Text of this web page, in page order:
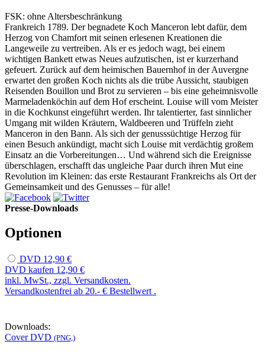
FSK: ohne Altersbeschränkung
Frankreich 1789. Der begnadete Koch Manceron lebt dafür, dem
Herzog von Chamfort mit seinen erlesenen Kreationen die
Langeweile zu vertreiben. Als er es jedoch wagt, bei einem
wichtigen Bankett etwas Neues aufzutischen, ist er kurzerhand
gefeuert. Zurück auf dem heimischen Bauernhof in der Auvergne
erwartet den großen Koch nichts als die trübe Aussicht, staubigen
Reisenden Bouillon und Brot zu servieren – bis eine geheimnisvolle
Marmeladenköchin auf dem Hof erscheint. Louise will vom Meister
in die Kochkunst eingeführt werden. Ihr talentierter, fast sinnlicher
Umgang mit wilden Kräutern, Waldbeeren und Trüffeln zieht
Manceron in den Bann. Als sich der genusssüchtige Herzog für
einen Besuch ankündigt, macht sich Louise mit verdächtig großem
Einsatz an die Vorbereitungen… Und während sich die Ereignisse
überschlagen, erschafft das ungleiche Paar durch ihren Mut eine
Revolution im Kleinen: das erste Restaurant Frankreichs als Ort der
Gemeinsamkeit und des Genusses – für alle!
Presse-Downloads
Optionen
DVD 12,90 €
DVD kaufen 12,90 €
inkl. MwSt., zzgl. Versandkosten.
Versandkostenfrei ab 20.- € Bestellwert .
Downloads:
Cover DVD (PNG,)